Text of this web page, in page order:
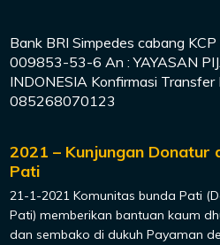
Bank BRI Simpedes cabang
009853-53-6 An : YAYASAN
INDONESIA Konfirmasi
085268070123
2021 – Kunjungan Donatur
Pati
21-1-2021 Komunitas bunda Pati
Pati) memberikan bantuan kaum
dan sembako di dukuh Payaman